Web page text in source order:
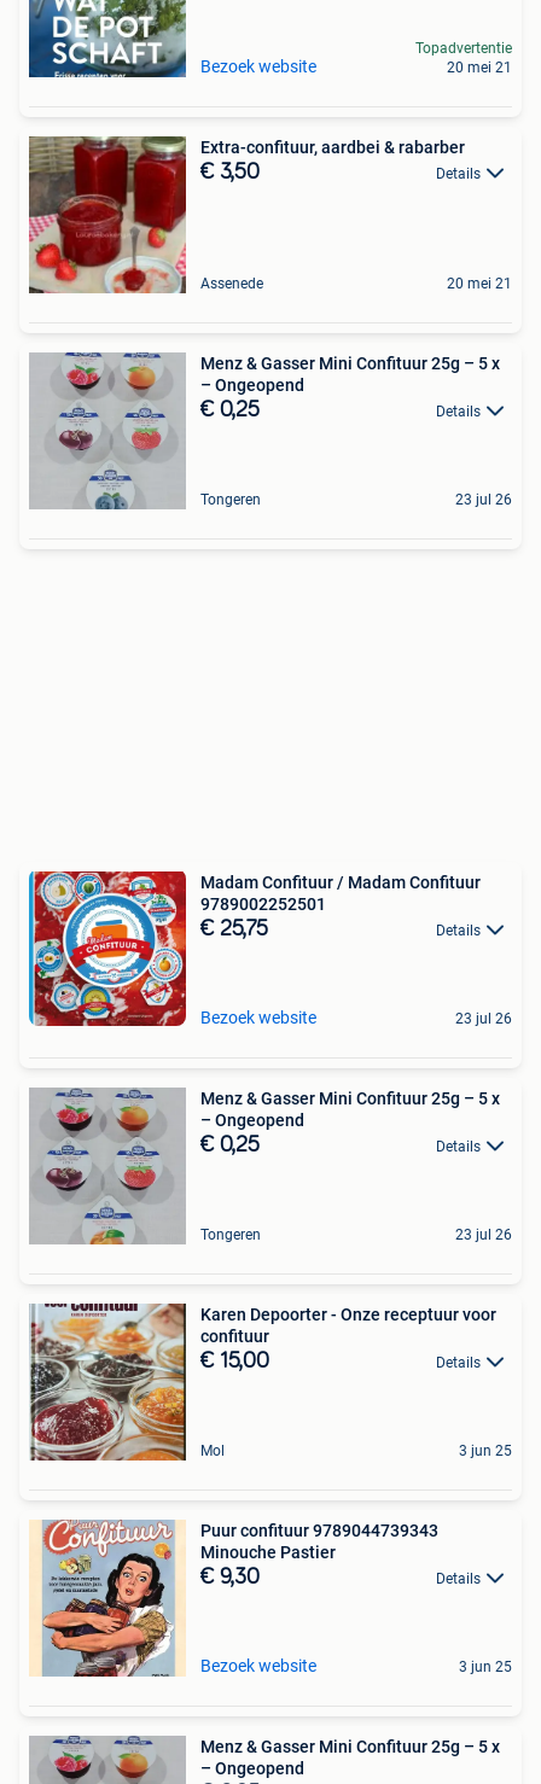
Bezoek website
Topadvertentie
20 mei 21
Extra-confituur, aardbei & rabarber
€ 3,50 Details
Assenede 20 mei 21
Menz & Gasser Mini Confituur 25g – 5 x
– Ongeopend
€ 0,25 Details
Tongeren 23 jul 26
Madam Confituur / Madam Confituur
9789002252501
€ 25,75 Details
Bezoek website 23 jul 26
Menz & Gasser Mini Confituur 25g – 5 x
– Ongeopend
€ 0,25 Details
Tongeren 23 jul 26
Karen Depoorter - Onze receptuur voor
confituur
€ 15,00 Details
Mol 3 jun 25
Puur confituur 9789044739343
Minouche Pastier
€ 9,30 Details
Bezoek website 3 jun 25
Menz & Gasser Mini Confituur 25g – 5 x
– Ongeopend